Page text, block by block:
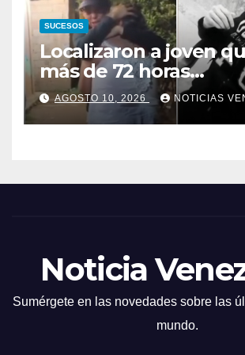
SUCESOS
Localizaron a joven
más de 72 horas
desaparecida
AGOSTO 10, 2026 NOTICIAS
Noticia
Sumérgete en las novedades sobre las
mundo.